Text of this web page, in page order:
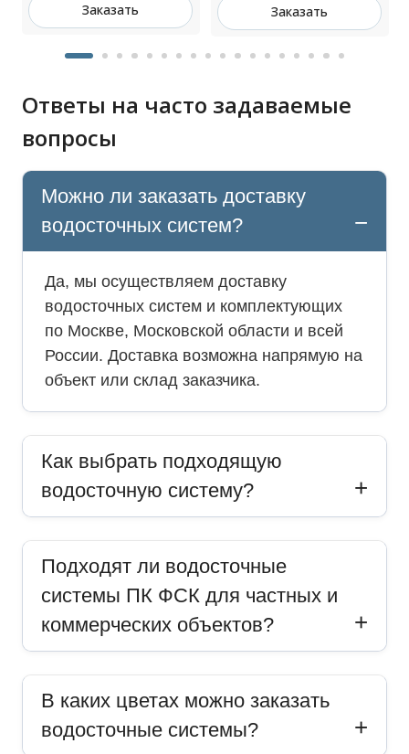
Заказать Заказать
Ответы на часто задаваемые
вопросы
Можно ли заказать доставку
водосточных систем?
Да, мы осуществляем доставку
водосточных систем и комплектующих
по Москве, Московской области и всей
России. Доставка возможна напрямую на
объект или склад заказчика.
Как выбрать подходящую
водосточную систему?
Подходят ли водосточные
системы ПК ФСК для частных и
коммерческих объектов?
В каких цветах можно заказать
водосточные системы?